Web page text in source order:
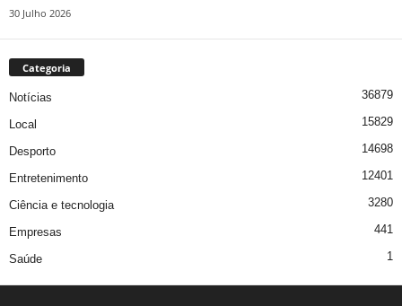
30 Julho 2026
Categoria
Notícias 36879
Local 15829
Desporto 14698
Entretenimento 12401
Ciência e tecnologia 3280
Empresas 441
Saúde 1